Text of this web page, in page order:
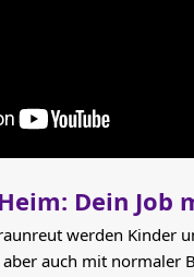
Dein Job
werden Kinder
auch mit